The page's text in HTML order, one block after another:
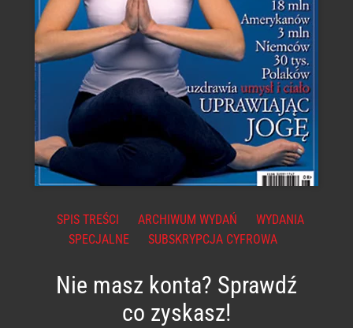
SPIS TREŚCI ARCHIWUM WYDAŃ
WYDANIA
SPECJALNE
SUBSKRYPCJA CYFROWA
Nie masz konta? Sprawdź
co zyskasz!